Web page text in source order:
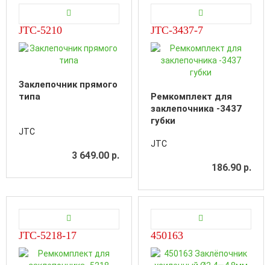
JTC-5210
Заклепочник прямого
типа
JTC
3 649.00 р.
JTC-3437-7
Ремкомплект для
заклепочника -3437
губки
JTC
186.90 р.
JTC-5218-17 450163